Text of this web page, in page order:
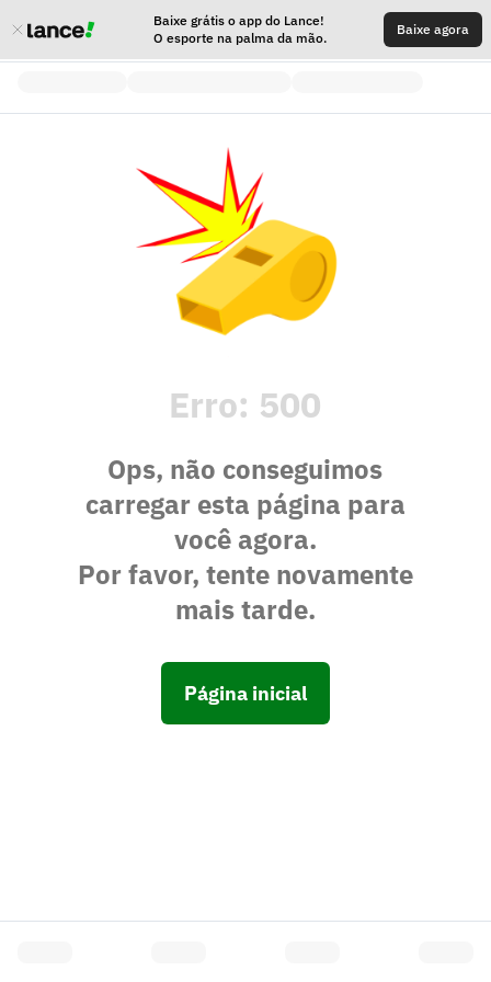
Baixe grátis o app do Lance!
O esporte na palma da mão.
Baixe agora
Erro: 500
Ops, não conseguimos
carregar esta página para
você agora.
Por favor, tente novamente
mais tarde.
Página inicial